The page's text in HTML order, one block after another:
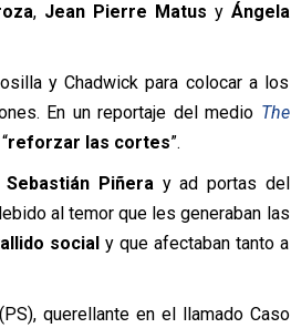
, Jean Pierre Matus y Ángela
y Chadwick para colocar a los
En un reportaje del medio The
reforzar las cortes”.
Sebastián Piñera y ad portas del
al temor que les generaban las
socialy que afectaban tanto a
querellante en el llamado Caso